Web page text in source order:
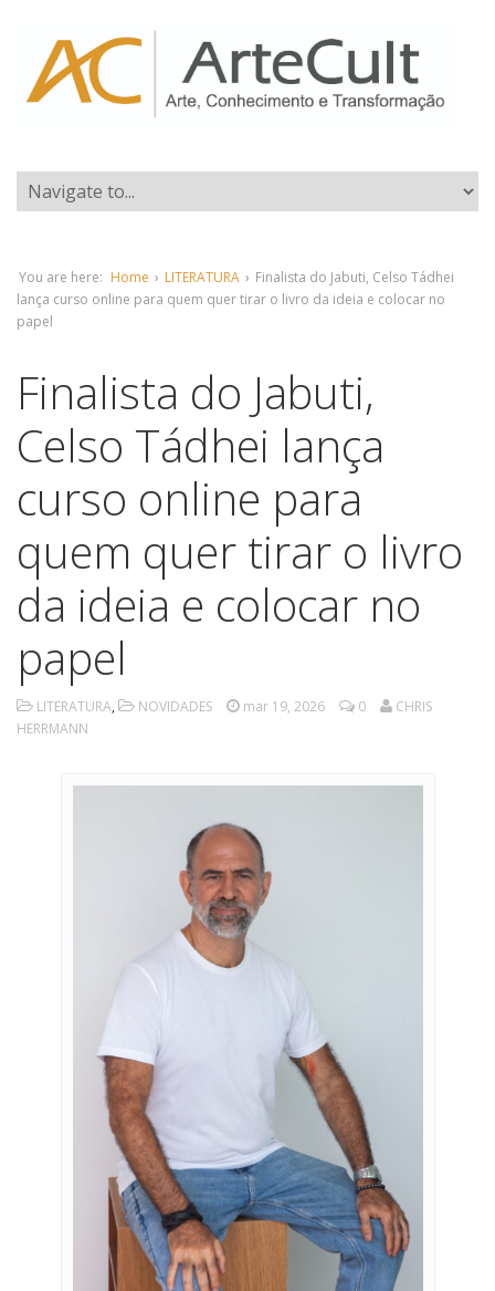
You are here: Home › LITERATURA › Finalista do Jabuti, Celso Tádhei
lança curso online para quem quer tirar o livro da ideia e colocar no
papel
Finalista do Jabuti,
Celso Tádhei lança
curso online para
quem quer tirar o livro
da ideia e colocar no
papel
LITERATURA, NOVIDADES mar 19, 2026 0
CHRIS
HERRMANN